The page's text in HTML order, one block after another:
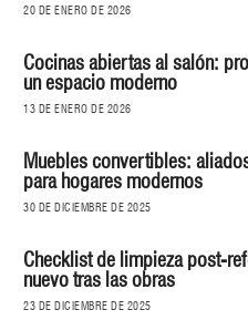
20 DE ENERO DE 2026
Cocinas abiertas al salón:
un espacio moderno
13 DE ENERO DE 2026
Muebles convertibles:
para hogares modernos
30 DE DICIEMBRE DE 2025
Checklist de limpieza post-
nuevo tras las obras
23 DE DICIEMBRE DE 2025